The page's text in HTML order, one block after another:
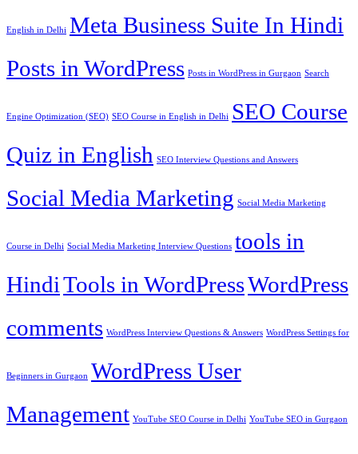
English in Delhi Meta Business Suite In Hindi
Posts in WordPress Posts in WordPress in Gurgaon Search
Engine Optimization (SEO) SEO Course in English in Delhi
SEO Course
Quiz in English SEO Interview Questions and Answers
Social Media Marketing Social Media Marketing
Course in Delhi Social Media Marketing Interview Questions tools in
HindiTools in WordPressWordPress
comments WordPress Interview Questions & Answers WordPress Settings for
Beginners in Gurgaon WordPress User
Management YouTube SEO Course in Delhi YouTube SEO in Gurgaon